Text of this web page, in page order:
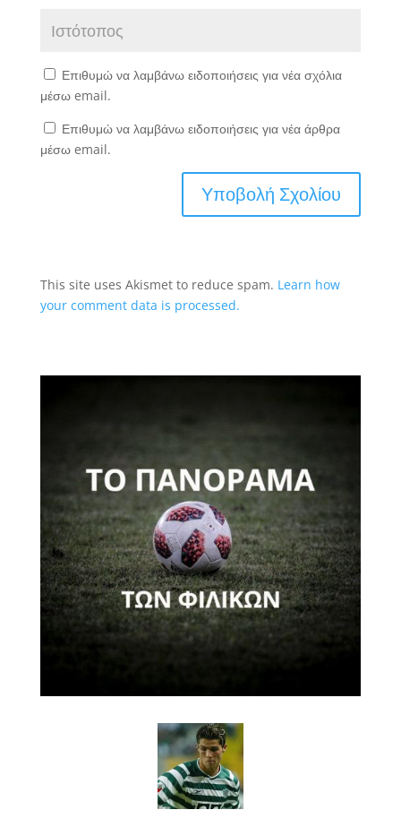
Επιθυμώ να λαμβάνω ειδοποιήσεις για νέα σχόλια
μέσω email.
Επιθυμώ να λαμβάνω ειδοποιήσεις για νέα άρθρα
μέσω email.
This site uses Akismet to reduce spam. Learn how
your comment data is processed.